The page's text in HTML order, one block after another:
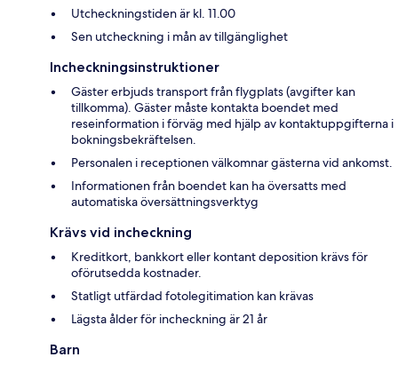
Utcheckningstiden är kl. 11.00
Sen utcheckning i mån av tillgänglighet
Incheckningsinstruktioner
Gäster erbjuds transport från flygplats (avgifter kan
tillkomma). Gäster måste kontakta boendet med
reseinformation i förväg med hjälp av kontaktuppgifterna i
bokningsbekräftelsen.
Personalen i receptionen välkomnar gästerna vid ankomst.
Informationen från boendet kan ha översatts med
automatiska översättningsverktyg
Krävs vid incheckning
Kreditkort, bankkort eller kontant deposition krävs för
oförutsedda kostnader.
Statligt utfärdad fotolegitimation kan krävas
Lägsta ålder för incheckning är 21 år
Barn